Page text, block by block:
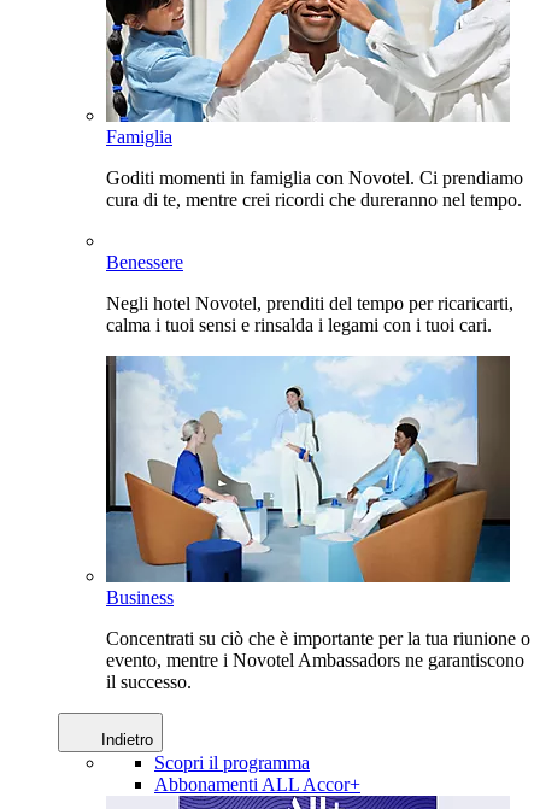
Famiglia
Goditi momenti in famiglia con Novotel. Ci prendiamo
cura di te, mentre crei ricordi che dureranno nel tempo.
Benessere
Negli hotel Novotel, prenditi del tempo per ricaricarti,
calma i tuoi sensi e rinsalda i legami con i tuoi cari.
Business
Concentrati su ciò che è importante per la tua riunione o
evento, mentre i Novotel Ambassadors ne garantiscono
il successo.
Indietro
Scopri il programma
Abbonamenti ALL Accor+